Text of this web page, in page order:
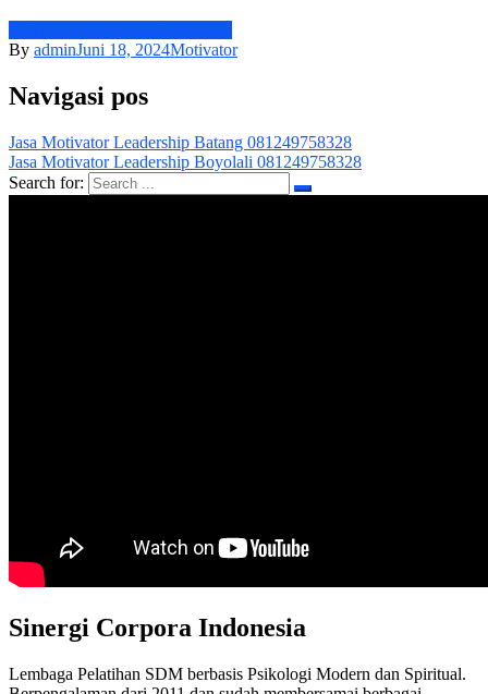
By adminJuni 18, 2024Motivator
Navigasi pos
Jasa Motivator Leadership Batang 081249758328
Jasa Motivator Leadership Boyolali 081249758328
Search for:
Sinergi Corpora Indonesia
Lembaga Pelatihan SDM berbasis Psikologi Modern dan Spiritual.